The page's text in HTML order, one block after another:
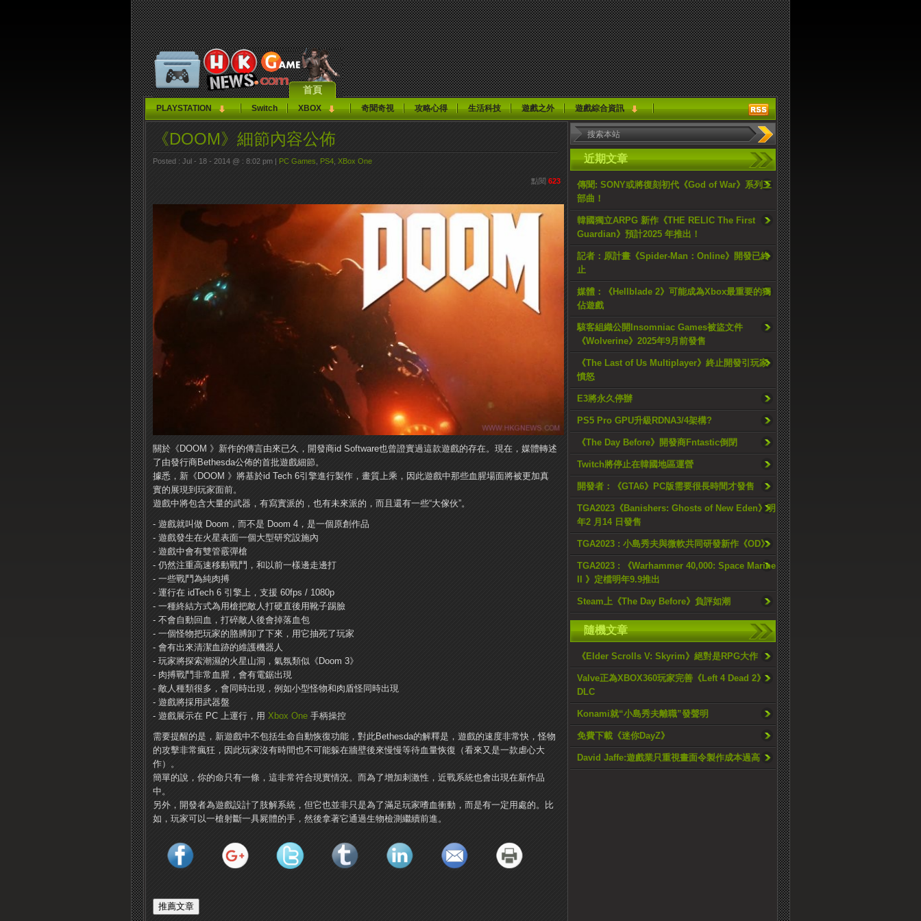
首頁
PLAYSTATION Switch XBOX 奇聞奇視 攻略心得 生活科技 遊戲之外 遊戲綜合資訊
近期文章
傳聞: SONY或將復刻初代《God of War》系列三
部曲！
韓國獨立ARPG 新作《THE RELIC The First
Guardian》預計2025 年推出！
記者：原計畫《Spider-Man：Online》開發已終
止
媒體：《Hellblade 2》可能成為Xbox最重要的獨
佔遊戲
駭客組織公開Insomniac Games被盜文件
《Wolverine》2025年9月前發售
《The Last of Us Multiplayer》終止開發引玩家
憤怒
E3將永久停辦
PS5 Pro GPU升級RDNA3/4架構?
《The Day Before》開發商Fntastic倒閉
Twitch將停止在韓國地區運營
開發者：《GTA6》PC版需要很長時間才發售
TGA2023《Banishers: Ghosts of New Eden》明
年2 月14 日發售
TGA2023 : 小島秀夫與微軟共同研發新作《OD》
TGA2023 : 《Warhammer 40,000: Space Marine
II 》定檔明年9.9推出
Steam上《The Day Before》負評如潮
隨機文章
《Elder Scrolls V: Skyrim》絕對是RPG大作
Valve正為XBOX360玩家完善《Left 4 Dead 2》
DLC
Konami就“小島秀夫離職”發聲明
免費下載《迷你DayZ》
David Jaffe:遊戲業只重視畫面令製作成本過高
《DOOM》細節內容公佈
Posted : Jul - 18 - 2014 @ : 8:02 pm | PC Games PS4 XBox One
點閱 623
關於《DOOM 》新作的傳言由來已久，開發商id Software也曾證實過這款遊戲的存在。現在，媒體轉述
了由發行商Bethesda公佈的首批遊戲細節。
據悉，新《DOOM 》將基於id Tech 6引擎進行製作，畫質上乘，因此遊戲中那些血腥場面將被更加真
實的展現到玩家面前。
遊戲中將包含大量的武器，有寫實派的，也有未來派的，而且還有一些“大傢伙”。
- 遊戲就叫做 Doom，而不是 Doom 4，是一個原創作品
- 遊戲發生在火星表面一個大型研究設施內
- 遊戲中會有雙管霰彈槍
- 仍然注重高速移動戰鬥，和以前一樣邊走邊打
- 一些戰鬥為純肉搏
- 運行在 idTech 6 引擎上，支援 60fps / 1080p
- 一種終結方式為用槍把敵人打硬直後用靴子踢臉
- 不會自動回血，打碎敵人後會掉落血包
- 一個怪物把玩家的胳膊卸了下來，用它抽死了玩家
- 會有出來清潔血跡的維護機器人
- 玩家將探索潮濕的火星山洞，氣氛類似《Doom 3》
- 肉搏戰鬥非常血腥，會有電鋸出現
- 敵人種類很多，會同時出現，例如小型怪物和肉盾怪同時出現
- 遊戲將採用武器盤
- 遊戲展示在 PC 上運行，用 Xbox One 手柄操控
需要提醒的是，新遊戲中不包括生命自動恢復功能，對此Bethesda的解釋是，遊戲的速度非常快，怪物
的攻擊非常瘋狂，因此玩家沒有時間也不可能躲在牆壁後來慢慢等待血量恢復（看來又是一款虐心大
作）。
簡單的說，你的命只有一條，這非常符合現實​​情況。而為了增加刺激性，近戰系統也會出現在新作品
中。
另外，開發者為遊戲設計了肢解系統，但它也並非只是為了滿足玩家嗜血衝動，而是有一定用處的。比
如，玩家可以一槍射斷一具屍體的手，然後拿著它通過生物檢測繼續前進。